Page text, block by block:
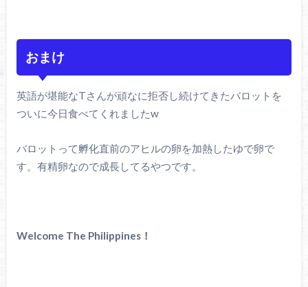
おまけ
英語が堪能なTさんが頑なに拒否し続けてきたバロットを
ついに今日食べてくれましたw
バロットって孵化直前のアヒルの卵を加熱したゆで卵で
す。有精卵なので成長してるやつです。
Welcome The Philippines！